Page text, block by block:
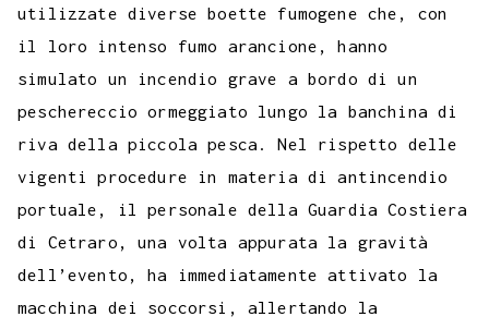
utilizzate diverse boette fumogene che, con
il loro intenso fumo arancione, hanno
simulato un incendio grave a bordo di un
peschereccio ormeggiato lungo la banchina di
riva della piccola pesca. Nel rispetto delle
vigenti procedure in materia di antincendio
portuale, il personale della Guardia Costiera
di Cetraro, una volta appurata la gravità
dell’evento, ha immediatamente attivato la
macchina dei soccorsi, allertando la